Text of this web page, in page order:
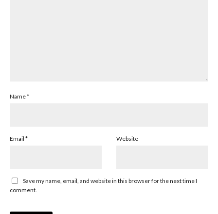
Name*
Email * Website
Save my name, email, and website in this browser for the next time I
comment.